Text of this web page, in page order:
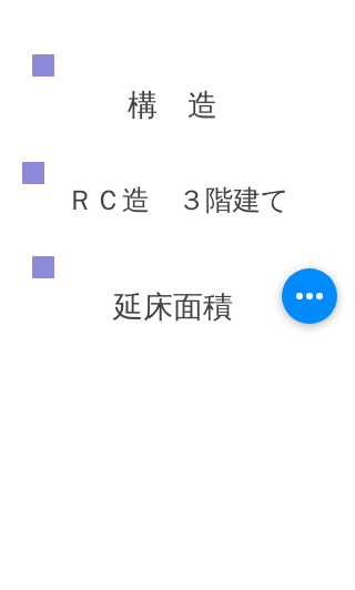
構 造
ＲＣ造 ３階建て
延床面積